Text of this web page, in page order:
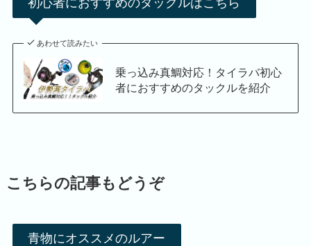
あわせて読みたい
乗っ込み真鯛対応！タイラバ初心
者におすすめのタックルを紹介
こちらの記事もどうぞ
青物にオススメのルアー